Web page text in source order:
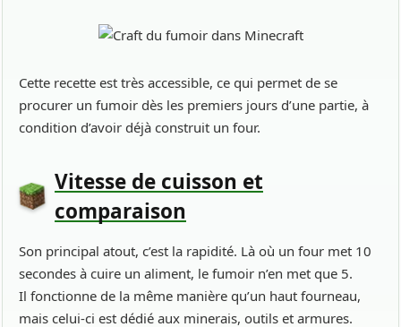
Cette recette est très accessible, ce qui permet de se
procurer un fumoir dès les premiers jours d’une partie, à
condition d’avoir déjà construit un four.
Vitesse de cuisson et
comparaison
Son principal atout, c’est la rapidité. Là où un four met 10
secondes à cuire un aliment, le fumoir n’en met que 5.
Il fonctionne de la même manière qu’un haut fourneau,
mais celui-ci est dédié aux minerais, outils et armures.